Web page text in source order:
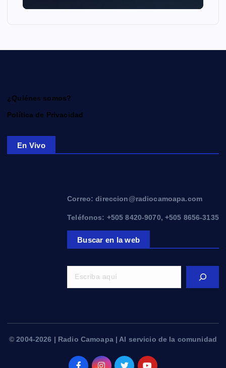
¿Quiénes somos?
Política de Privacidad
En Vivo
Correo: direccion@radiocamoapa.com
Teléfonos: +505 8420-9070, +505 8656-3135
Buscar en la web
© 2004-2026 | Radio Camoapa | Al servicio de la comunidad